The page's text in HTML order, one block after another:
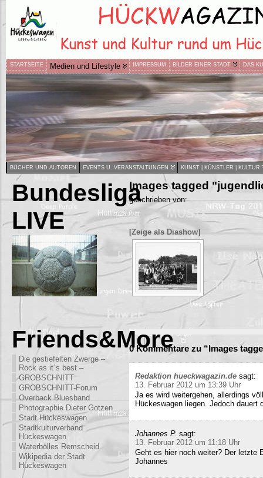
STARTSEITE Medien und Lifestyle IMPRESSUM BILDER EINER STADT DAS
BÜCHER UND AUTOREN EVENTS U. VERANSTALTUNGEN KUNST | KÜNSTLER | KULTUR
Bundesliga
LIVE
Friends&More
Die gestiefelten Zwerge –
Rock as it´s best –
GROBSCHNITT
GROBSCHNITT-Forum
Overback Bluesband
Photographie Dieter Gotzen
Stadt Hückeswagen
Stadtkulturverband
Hückeswagen
Waterbölles Remscheid
Wikipedia der Stadt
Hückeswagen
Images tagged
geschrieben von:
[Zeige als Diashow]
0 Kommentare zu “Images
Redaktion hueckwagazin.de sagt:
13. Februar 2012 um 13:39 Uhr
Ja es wird weitergehen, allerdings
Hückeswagen liegen. Jedoch
Johannes P. sagt:
13. Februar 2012 um 11:18 Uhr
Geht es hier noch weiter? Der letzte
Johannes